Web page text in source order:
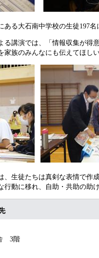
る大石南中学校の生徒197
る講演では、「情報収集が得
族のみんなにも伝えてほし
生徒たちは真剣な表情で作
動に移れ、自助・共助の助
3階